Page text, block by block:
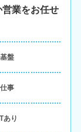
業をお任せ
盤
事
あり